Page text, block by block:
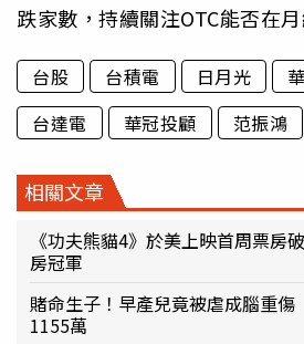
跌家數，持續關注OTC能否在
台股 台積電 日月光
台達電
華冠投顧 范振鴻
相關文章
《功夫熊貓4》於美上映首周票
房冠軍
賭命生子！早產兒竟被虐成腦重
1155萬